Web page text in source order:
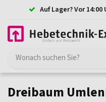
Auf Lager? Vor
Dreibaum